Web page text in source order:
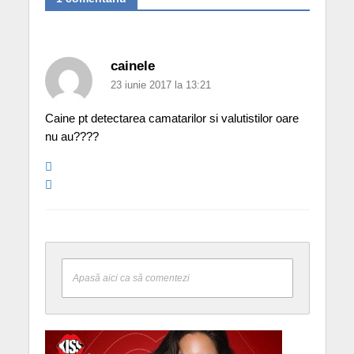
cainele
23 iunie 2017 la 13:21
Caine pt detectarea camatarilor si valutistilor oare
nu au????
Apasă aici ca să comentezi